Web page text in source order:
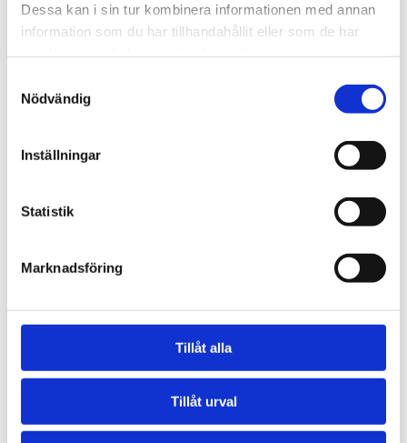
Dessa kan i sin tur kombinera informationen med annan
information som du har tillhandahållit eller som de har
Nödvändig
Inställningar
Statistik
Marknadsföring
Tillåt alla
Tillåt urval
Scania
Läs mer